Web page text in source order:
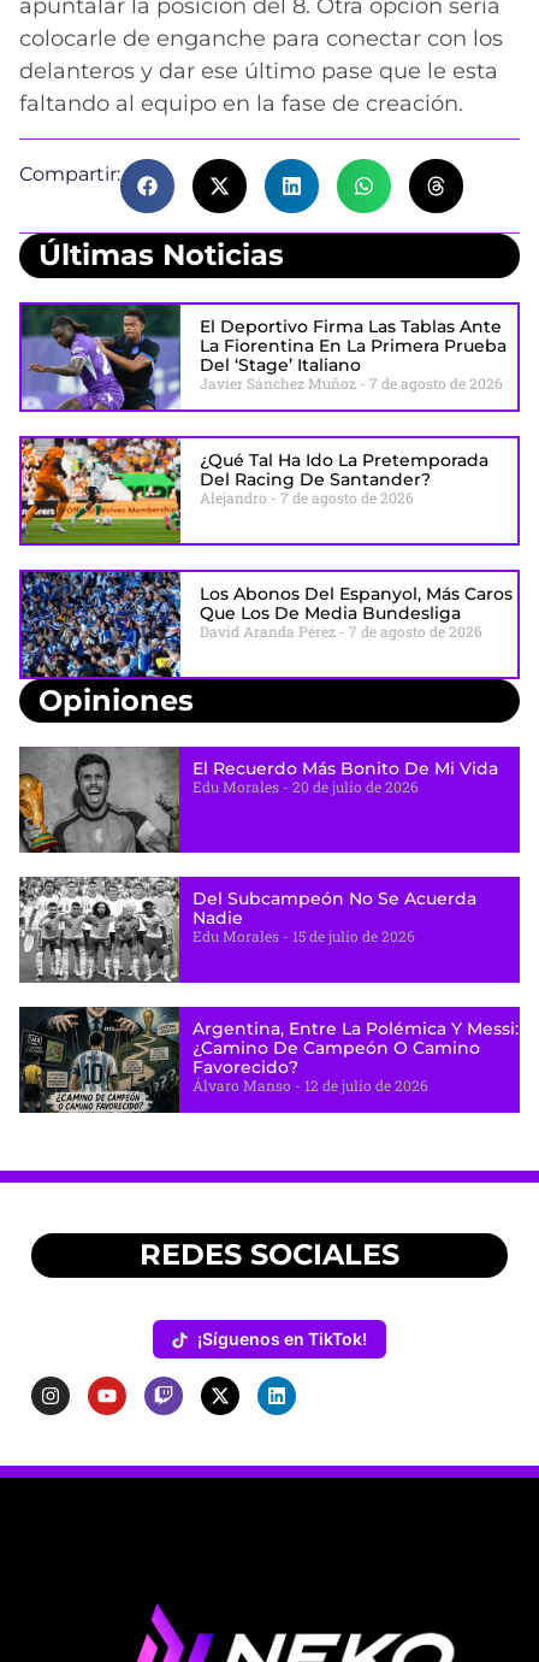
apuntalar la posición del 8. Otra opción sería
colocarle de enganche para conectar con los
delanteros y dar ese último pase que le esta
faltando al equipo en la fase de creación.
Compartir:
Últimas Noticias
El Deportivo Firma Las Tablas Ante
La Fiorentina En La Primera Prueba
Del ‘stage’ Italiano
Javier Sánchez Muñoz 7 de agosto de 2026
¿Qué Tal Ha Ido La Pretemporada
Del Racing De Santander?
Alejandro 7 de agosto de 2026
Los Abonos Del Espanyol, Más Caros
Que Los De Media Bundesliga
David Aranda Pérez 7 de agosto de 2026
Opiniones
El Recuerdo Más Bonito De Mi Vida
Edu Morales 20 de julio de 2026
Del Subcampeón No Se Acuerda
Nadie
Edu Morales 15 de julio de 2026
Argentina, Entre La Polémica Y Messi:
¿camino De Campeón O Camino
Favorecido?
Álvaro Manso 12 de julio de 2026
REDES SOCIALES
¡Síguenos en TikTok!